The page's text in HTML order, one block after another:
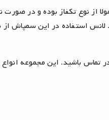
50 متری است. الکتروموتور این سمپاش معمولا
مشتریان می توان بهره برداری کرد. لانس
باشید. این مجموعه انواع